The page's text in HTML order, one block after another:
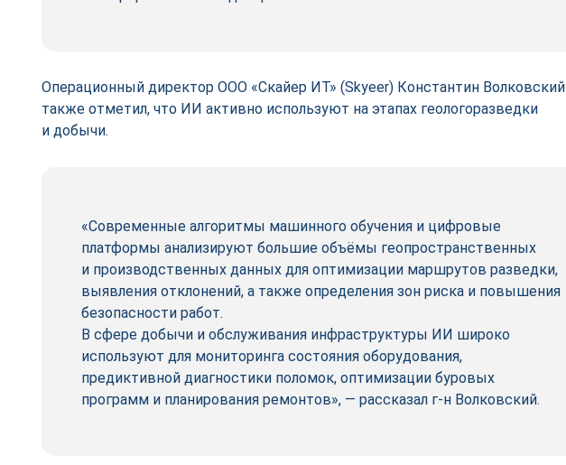
Операционный директор ООО «Скайер ИТ» (Skyeer) Константин Волковский
также отметил, что ИИ активно используют на этапах геологоразведки
и добычи.
«Современные алгоритмы машинного обучения и цифровые
платформы анализируют большие объёмы геопространственных
и производственных данных для оптимизации маршрутов разведки,
выявления отклонений, а также определения зон риска и повышения
безопасности работ.
В сфере добычи и обслуживания инфраструктуры ИИ широко
используют для мониторинга состояния оборудования,
предиктивной диагностики поломок, оптимизации буровых
программ и планирования ремонтов», — рассказал г-н Волковский.